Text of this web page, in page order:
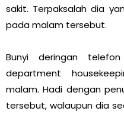
sakit. Terpaksalah dia
pada malam tersebut.
Bunyi deringan
department
malam. Hadi dengan
tersebut, walaupun dia